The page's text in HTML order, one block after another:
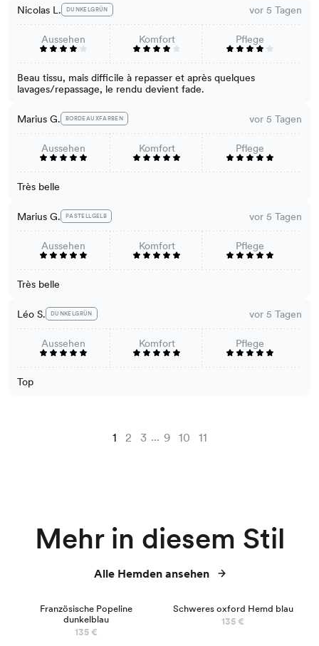
Nicolas L. DUNKELGRÜN vor 5 Tagen
Aussehen Komfort Pflege
Beau tissu, mais difficile à repasser et après quelques
lavages/repassage, le rendu devient fade.
Marius G. BORDEAUXFARBEN vor 5 Tagen
Aussehen Komfort Pflege
Très belle
Marius G. PASTELLGELB vor 5 Tagen
Aussehen Komfort Pflege
Très belle
Léo S. DUNKELGRÜN vor 5 Tagen
Aussehen Komfort Pflege
Top
1 2 3 ... 9 10 11
Mehr in diesem Stil
Alle Hemden ansehen
Französische Popeline
dunkelblau
135 €
Schweres oxford Hemd blau
135 €